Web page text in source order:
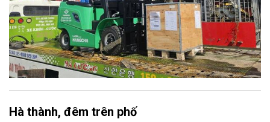
Hà thành, đêm trên phố